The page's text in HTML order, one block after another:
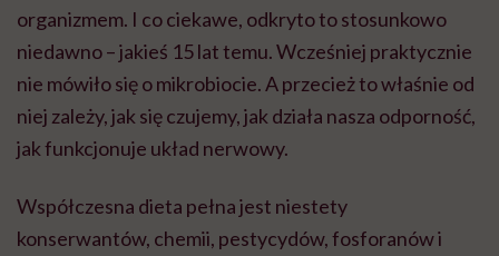
organizmem. I co ciekawe, odkryto to stosunkowo
niedawno – jakieś 15 lat temu. Wcześniej praktycznie
nie mówiło się o mikrobiocie. A przecież to właśnie od
niej zależy, jak się czujemy, jak działa nasza odporność,
jak funkcjonuje układ nerwowy.
Współczesna dieta pełna jest niestety
konserwantów, chemii, pestycydów, fosforanów i